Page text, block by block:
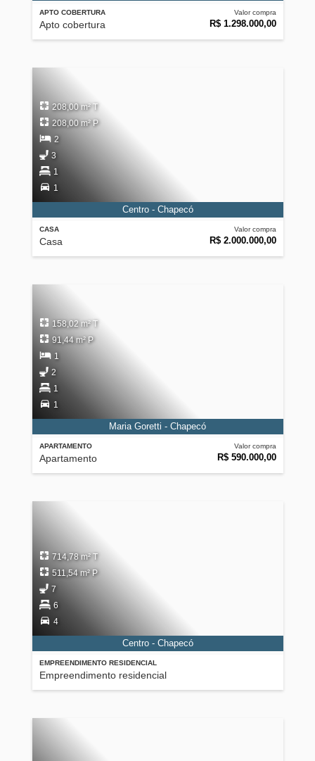
APTO COBERTURA
Apto cobertura
Valor compra
R$ 1.298.000,00
CASA
Casa
Valor compra
R$ 2.000.000,00
208,00 m² T
208,00 m² P
2
3
1
1
Centro - Chapecó
APARTAMENTO
Apartamento
Valor compra
R$ 590.000,00
158,02 m² T
91,44 m² P
1
2
1
1
Maria Goretti - Chapecó
EMPREENDIMENTO RESIDENCIAL
Empreendimento residencial
714,78 m² T
511,54 m² P
7
6
4
Centro - Chapecó